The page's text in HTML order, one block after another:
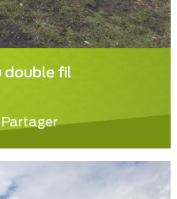
double fil
Partager